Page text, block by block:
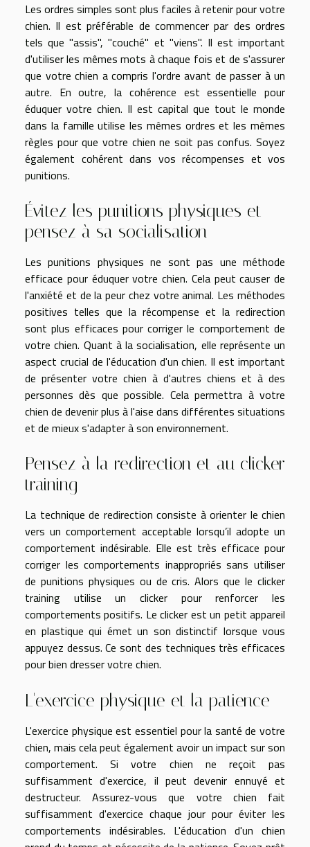
Les ordres simples sont plus faciles à retenir pour votre
chien. Il est préférable de commencer par des ordres
tels que "assis", "couché" et "viens". Il est important
d'utiliser les mêmes mots à chaque fois et de s'assurer
que votre chien a compris l'ordre avant de passer à un
autre. En outre, la cohérence est essentielle pour
éduquer votre chien. Il est capital que tout le monde
dans la famille utilise les mêmes ordres et les mêmes
règles pour que votre chien ne soit pas confus. Soyez
également cohérent dans vos récompenses et vos
punitions.
Évitez les punitions physiques et
pensez à sa socialisation
Les punitions physiques ne sont pas une méthode
efficace pour éduquer votre chien. Cela peut causer de
l'anxiété et de la peur chez votre animal. Les méthodes
positives telles que la récompense et la redirection
sont plus efficaces pour corriger le comportement de
votre chien. Quant à la socialisation, elle représente un
aspect crucial de l'éducation d'un chien. Il est important
de présenter votre chien à d'autres chiens et à des
personnes dès que possible. Cela permettra à votre
chien de devenir plus à l'aise dans différentes situations
et de mieux s'adapter à son environnement.
Pensez à la redirection et au clicker
training
La technique de redirection consiste à orienter le chien
vers un comportement acceptable lorsqu’il adopte un
comportement indésirable. Elle est très efficace pour
corriger les comportements inappropriés sans utiliser
de punitions physiques ou de cris. Alors que le clicker
training utilise un clicker pour renforcer les
comportements positifs. Le clicker est un petit appareil
en plastique qui émet un son distinctif lorsque vous
appuyez dessus. Ce sont des techniques très efficaces
pour bien dresser votre chien.
L'exercice physique et la patience
L'exercice physique est essentiel pour la santé de votre
chien, mais cela peut également avoir un impact sur son
comportement. Si votre chien ne reçoit pas
suffisamment d'exercice, il peut devenir ennuyé et
destructeur. Assurez-vous que votre chien fait
suffisamment d'exercice chaque jour pour éviter les
comportements indésirables. L'éducation d'un chien